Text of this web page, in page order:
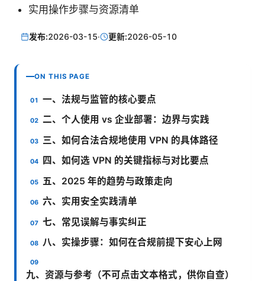
实用操作步骤与资源清单
发布:2026-03-15· 更新:2026-05-10
ON THIS PAGE
一、法规与监管的核心要点
二、个人使用 vs 企业部署：边界与实践
三、如何合法合规地使用 VPN 的具体路径
四、如何选 VPN 的关键指标与对比要点
五、2025 年的趋势与政策走向
六、实用安全实践清单
七、常见误解与事实纠正
八、实操步骤：如何在合规前提下安心上网
九、资源与参考（不可点击文本格式，供你自查）